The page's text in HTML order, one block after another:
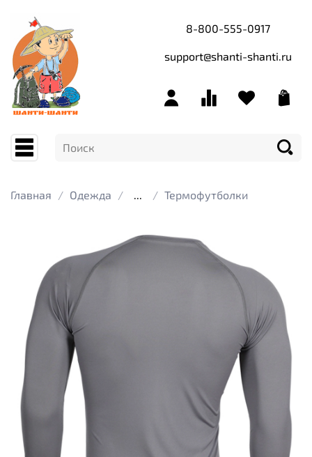
8-800-555-0917
support@shanti-shanti.ru
Главная Одежда Термофутболки